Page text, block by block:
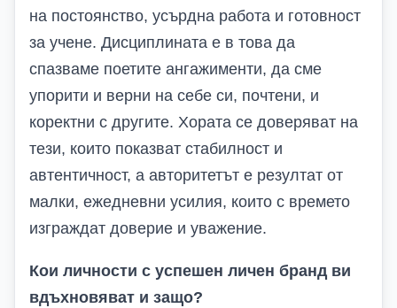
на постоянство, усърдна работа и готовност
за учене. Дисциплината е в това да
спазваме поетите ангажименти, да сме
упорити и верни на себе си, почтени, и
коректни с другите. Хората се доверяват на
тези, които показват стабилност и
автентичност, а авторитетът е резултат от
малки, ежедневни усилия, които с времето
изграждат доверие и уважение.
Кои личности с успешен личен бранд ви
вдъхновяват и защо?